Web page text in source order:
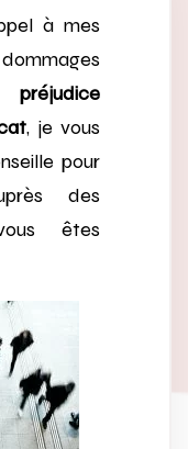
à mes
préjudice
, je vous
pour
des
êtes